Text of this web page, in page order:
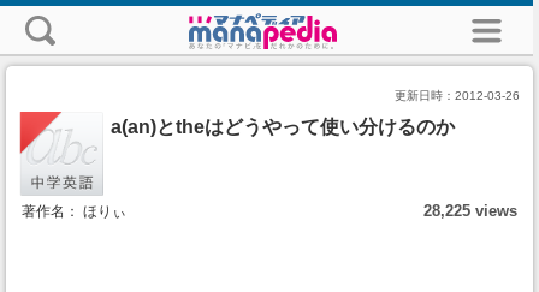
更新日時： 2012-03-26
a(an)とtheはどうやって使い分けるのか
著作名： ほりぃ 28,225 views